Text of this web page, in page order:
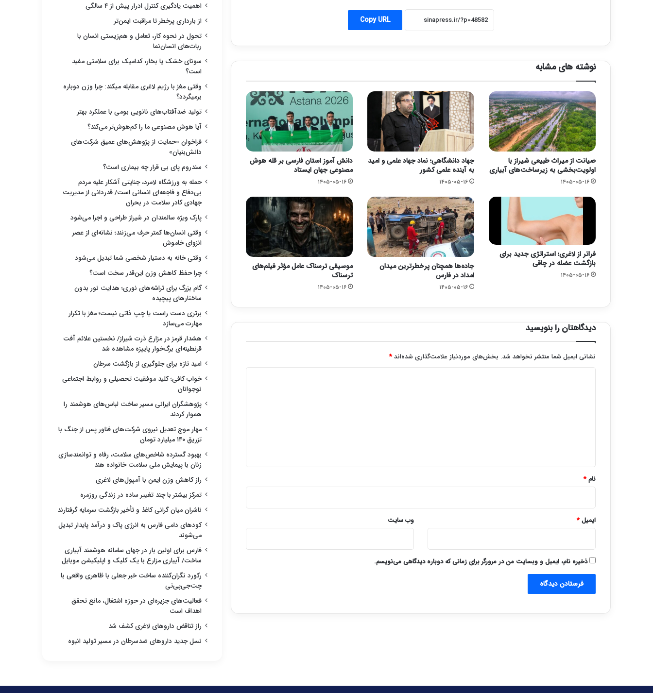
Copy URL
نوشته های مشابه
صیانت از میراث طبیعی شیراز با
اولویت‌بخشی به زیرساخت‌های آبیاری
۱۴۰۵-۰۵-۱۶
جهاد دانشگاهی؛ نماد جهاد علمی و امید
به آینده علمی کشور
۱۴۰۵-۰۵-۱۶
دانش آموز استان فارسی بر قله هوش
مصنوعی جهان ایستاد
۱۴۰۵-۰۵-۱۶
فراتر از لاغری؛ استراتژی جدید برای
بازگشت عضله در چاقی
۱۴۰۵-۰۵-۱۶
جاده‌ها همچنان پرخطرترین میدان
امداد در فارس
۱۴۰۵-۰۵-۱۶
موسیقی ترسناک عامل مؤثر فیلم‌های
ترسناک
۱۴۰۵-۰۵-۱۶
دیدگاهتان را بنویسید
نشانی ایمیل شما منتشر نخواهد شد. بخش‌های موردنیاز علامت‌گذاری شده‌اند*
نام*
ایمیل* وب‌ سایت
ذخیره نام، ایمیل و وبسایت من در مرورگر برای زمانی که دوباره دیدگاهی می‌نویسم.
اهمیت یادگیری کنترل ادرار پیش از ۴ سالگی
از بارداری پرخطر تا مراقبت ایمن‌تر
تحول در نحوه کار، تعامل و هم‌زیستی انسان با
ربات‌های انسان‌نما
سونای خشک یا بخار، کدامیک برای سلامتی مفید
است؟
وقتی مغز با رژیم لاغری مقابله میکند: چرا وزن دوباره
برمیگردد؟
تولید ضدآفتاب‌های نانویی بومی با عملکرد بهتر
آیا هوش مصنوعی ما را کم‌هوش‌تر می‌کند؟
فراخوان «حمایت از پژوهش‌های عمیق شرکت‌های
دانش‌بنیان»
سندروم پای بی قرار چه بیماری است؟
حمله به ورزشگاه لامرد، جنایتی آشکار علیه مردم
بی‌دفاع و فاجعه‌ای انسانی است/ قدردانی از مدیریت
جهادی کادر سلامت در بحران
پارک ویژه سالمندان در شیراز طراحی و اجرا می‌شود
وقتی انسان‌ها کمتر حرف می‌زنند؛ نشانه‌ای از عصر
انزوای خاموش
وقتی خانه به دستیار شخصی شما تبدیل می‌شود
چرا حفظ کاهش وزن این‌قدر سخت است؟
گام بزرگ برای تراشه‌های نوری؛ هدایت نور بدون
ساختارهای پیچیده
برتری دست راست یا چپ ذاتی نیست؛ مغز با تکرار
مهارت می‌سازد
هشدار قرمز در مزارع ذرت شیراز/ نخستین علائم آفت
قرنطینه‌ای برگ‌خوار پاییزه مشاهده شد
امید تازه برای جلوگیری از بازگشت سرطان
خواب کافی؛ کلید موفقیت تحصیلی و روابط اجتماعی
نوجوانان
پژوهشگران ایرانی مسیر ساخت لباس‌های هوشمند را
هموار کردند
مهار موج تعدیل نیروی شرکت‌های فناور پس از جنگ با
تزریق ۱۴۰ میلیارد تومان
بهبود گسترده شاخص‌های سلامت، رفاه و توانمندسازی
زنان با پیمایش ملی سلامت خانواده هند
راز کاهش وزن ایمن با آمپول‌های لاغری
تمرکز بیشتر با چند تغییر ساده در زندگی روزمره
ناشران میان گرانی کاغذ و تأخیر بازگشت سرمایه گرفتارند
کودهای دامی فارس به انرژی پاک و درآمد پایدار تبدیل
می‌شوند
فارس برای اولین بار در جهان سامانه هوشمند آبیاری
ساخت/ آبیاری مزارع با یک کلیک و اپلیکیشن موبایل
رکورد نگران‌کننده ساخت خبر جعلی با ظاهری واقعی با
چت‌جی‌پی‌تی
فعالیت‌های جزیره‌ای در حوزه اشتغال، مانع تحقق
اهداف است
راز تناقض داروهای لاغری کشف شد
نسل جدید داروهای ضدسرطان در مسیر تولید انبوه